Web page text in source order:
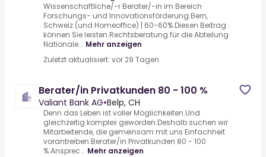
Wissenschaftliche/-r Berater/-in im Bereich
Forschungs- und Innovationsförderung.Bern,
Schweiz (und Homeoffice) | 60-60%.Diesen Beitrag
können Sie leisten.Rechtsberatung für die Abteilung
Nationale... Mehr anzeigen
Zuletzt aktualisiert: vor 29 Tagen
Berater/in Privatkunden 80 - 100 %
Valiant Bank AG•Belp, CH
Denn das Leben ist voller Möglichkeiten.Und
gleichzeitig komplex geworden.Deshalb suchen wir
Mitarbeitende, die gemeinsam mit uns Einfachheit
vorantreiben.Berater/in Privatkunden 80 - 100
%.Ansprec... Mehr anzeigen